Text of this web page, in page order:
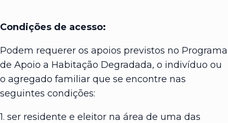
Condições de acesso:
Podem requerer os apoios previstos no Programa
de Apoio a Habitação Degradada, o indivíduo ou
o agregado familiar que se encontre nas
seguintes condições:
1. ser residente e eleitor na área de uma das